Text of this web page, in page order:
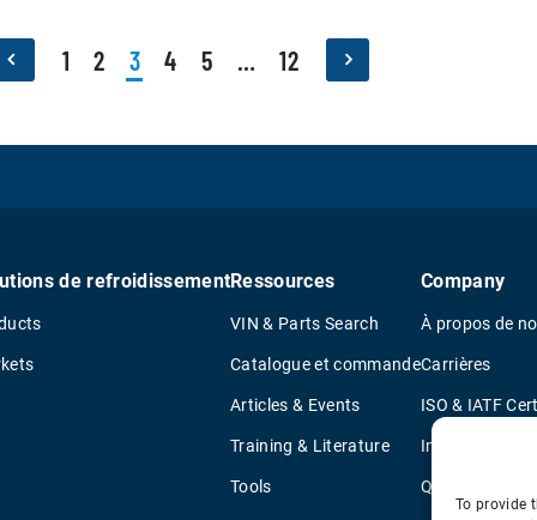
To provide
1 2 3 4 5 … 12
de refroidissementRessources
VIN & Parts Search
Catalogue et commande
Articles & Events
Training & Literature
Tools
Company
À propos de
Carrières
ISO & IATF
Informations
Quality Policy